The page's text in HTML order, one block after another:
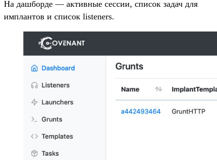
На дашборде — активные сессии, список задач для
имплантов и список listeners.